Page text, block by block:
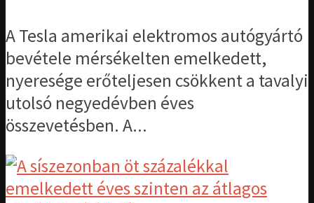
A Tesla amerikai elektromos autógyártó
bevétele mérsékelten emelkedett,
nyeresége erőteljesen csökkent a tavalyi
utolsó negyedévben éves
összevetésben. A...